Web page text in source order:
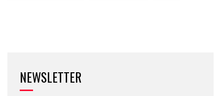
NEWSLETTER